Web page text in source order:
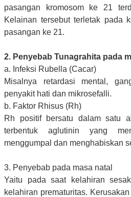
pasangan kromosom ke 21
Kelainan tersebut terletak pada
pasangan ke 21.
2. Penyebab Tunagrahita pada
a. Infeksi Rubella (Cacar)
Misalnya retardasi mental,
penyakit hati dan mikrosefalli.
b. Faktor Rhisus (Rh)
Rh positif bersatu dalam satu
terbentuk aglutinin yang
menggumpal dan menghabiskan
3. Penyebab pada masa natal
Yaitu pada saat kelahiran
kelahiran prematuritas.